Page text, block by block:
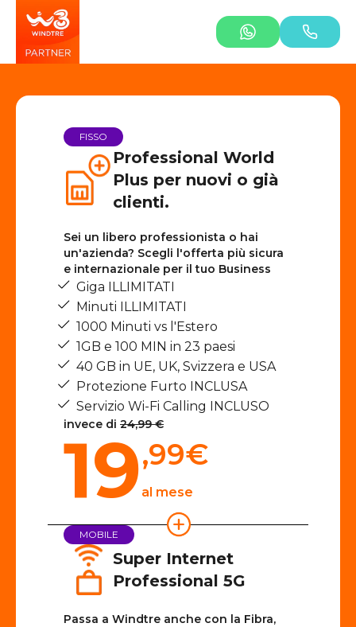
FISSO
Professional World
Plus per nuovi o già
clienti.
Sei un libero professionista o hai
un'azienda? Scegli l'offerta più sicura
e internazionale per il tuo Business
Giga ILLIMITATI
Minuti ILLIMITATI
1000 Minuti vs l'Estero
1GB e 100 MIN in 23 paesi
40 GB in UE, UK, Svizzera e USA
Protezione Furto INCLUSA
Servizio Wi-Fi Calling INCLUSO
invece di 24,99 €
19,99€
al mese
MOBILE
Super Internet
Professional 5G
Passa a Windtre anche con la Fibra,